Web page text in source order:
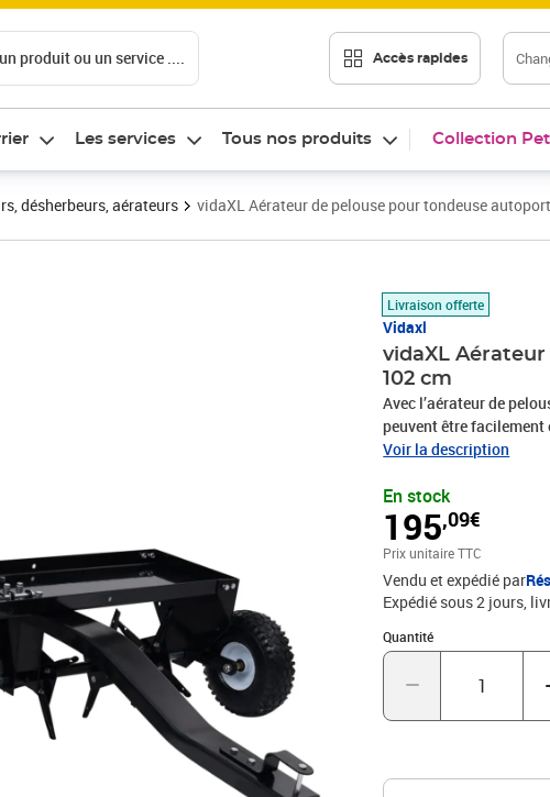
produit ou un service .... Accès rapides
Les services Tous nos produits Collection
désherbeurs, aérateurs vidaXL Aérateur de pelouse pour tondeuse
Livraison offerte
Vidaxl
vidaXL
102 cm
Avec l’aérateur de
peuvent être facilement
d’engrenages et de
facilement. Avec des
plaçant des poids
supérieure. Avec le
facilement et en toute
VTT.Couleur :
plateau : 50 kg24
mainPénétration
robustes
tondeuse à gazon, un
Voir la description
En stock
195,09€
Prix 195,09€
Prix unitaire TTC
Vendu et expédié par
Expédié sous 2 jours
Quantité
Quantité : 1